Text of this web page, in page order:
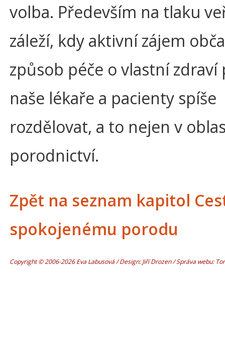
volba. Především na tlaku
záleží, kdy aktivní zájem
způsob péče o vlastní zdraví
naše lékaře a pacienty spíše
rozdělovat, a to nejen v
porodnictví.
Zpět na seznam kapitol
spokojenému porodu
Copyright © 2006-2026 Eva Labusová / Design: Jiří Drozen / Správa webu: